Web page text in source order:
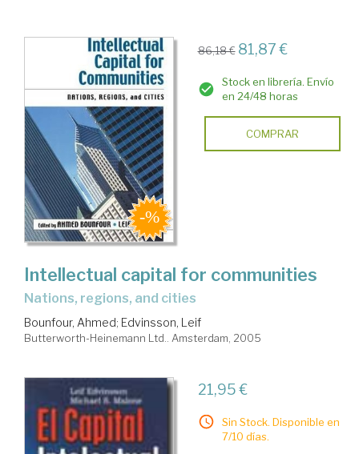
86,18 € 81,87 €
Stock en librería. Envío
en 24/48 horas
COMPRAR
Intellectual capital for communities
nations, regions, and cities
Bounfour, Ahmed; Edvinsson, Leif
Butterworth-Heinemann Ltd.. Amsterdam, 2005
21,95 €
Sin Stock. Disponible en
7/10 días.